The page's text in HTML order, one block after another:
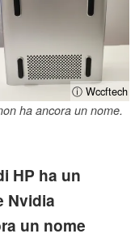
ⓘ Wccftech
ha ancora un nome.
HP ha un
Nvidia
un nome